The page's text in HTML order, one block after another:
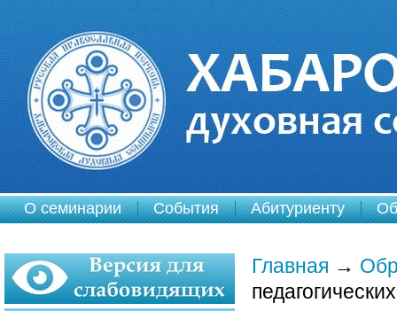
О семинарии События Абитуриенту
Главная →